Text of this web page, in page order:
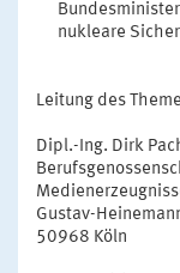
nukleare
Leitung des
Dipl.-Ing. Dirk
Gustav-
50968 Köln